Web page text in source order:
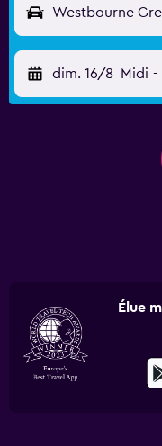
dim. 16/8 Midi -
Élue